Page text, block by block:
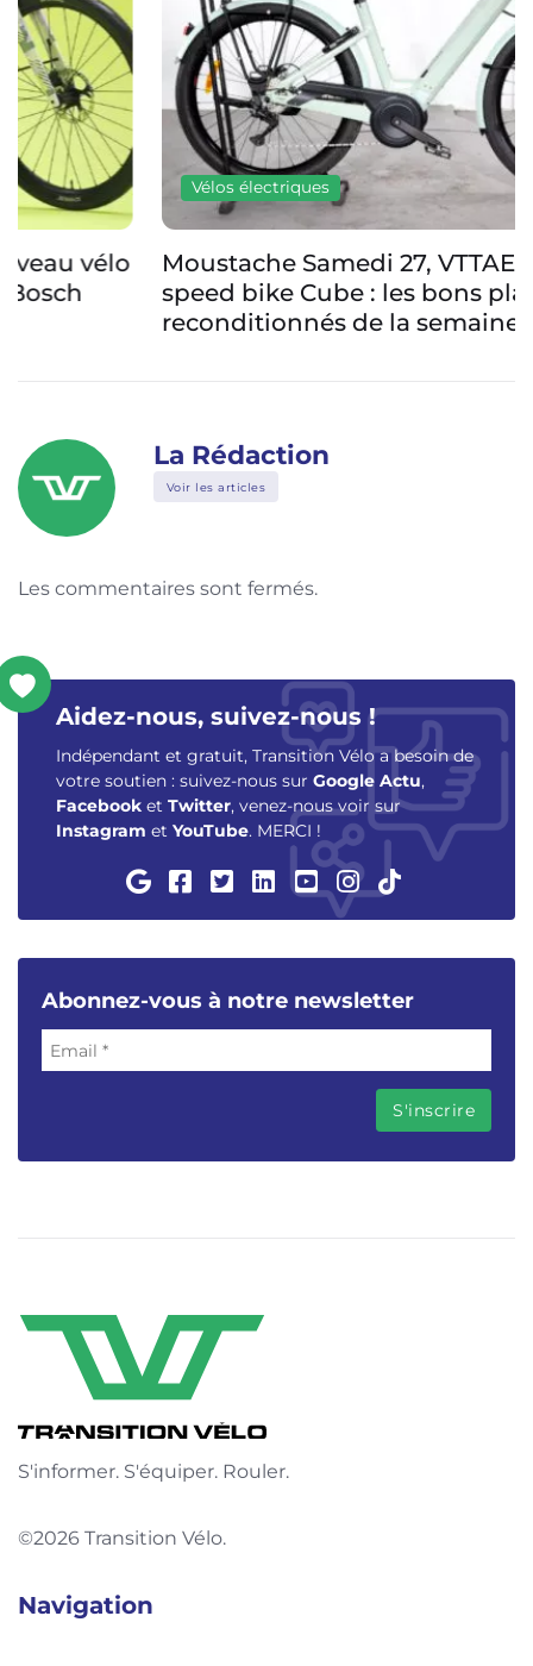
Vélos électriques
Moustache Samedi 27, VTTAE Orbea et
speed bike Cube : les bons plans
reconditionnés de la semaine
La Rédaction
Voir les articles
Les commentaires sont fermés.
Aidez-nous, suivez-nous !
Indépendant et gratuit, Transition Vélo a besoin de
votre soutien : suivez-nous sur Google Actu,
Facebook et Twitter, venez-nous voir sur
Instagram et YouTube. MERCI !
Abonnez-vous à notre newsletter
S'informer. S'équiper. Rouler.
©2026 Transition Vélo.
Navigation